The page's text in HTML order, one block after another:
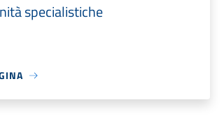
specialistiche